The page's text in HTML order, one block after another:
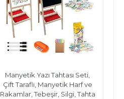
Manyetik Yazı Tahtası Seti,
Çift Taraflı, Manyetik Harf ve
Rakamlar, Tebeşir, Silgi, Tahta